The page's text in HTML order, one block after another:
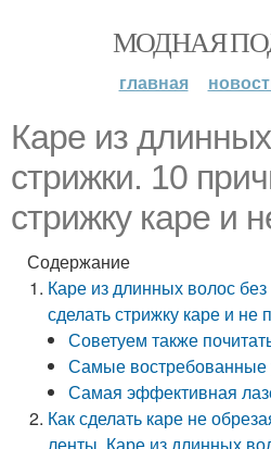
МОДНАЯ
главная
Каре из
стрижки. 10
стрижку каре и
Содержание
Каре из длинных волос
сделать стрижку каре и не
Советуем также
Самые востребованные
Самая эффективная
Как сделать каре не